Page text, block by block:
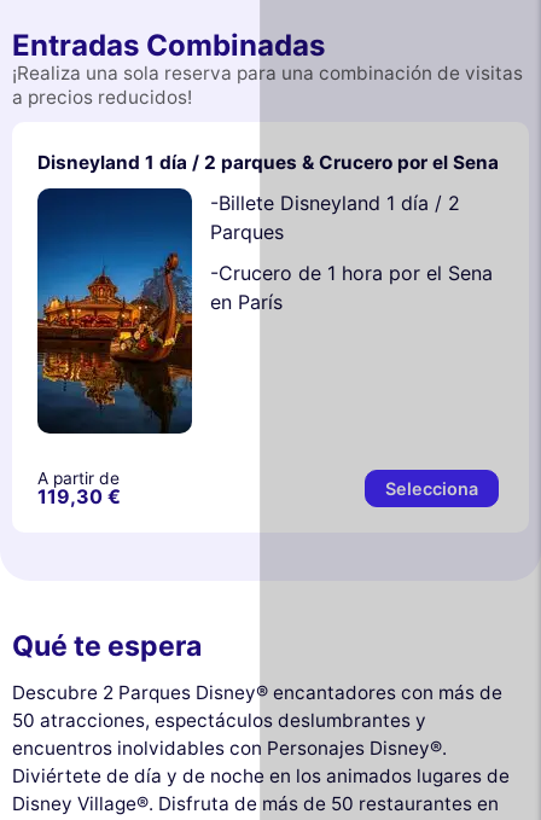
Entradas Combinadas
¡Realiza una sola reserva para una combinación de visitas
a precios reducidos!
Disneyland 1 día / 2 parques & Crucero por el Sena
-Billete Disneyland 1 día / 2
Parques
-Crucero de 1 hora por el Sena
en París
A partir de
119,30 € Selecciona
Qué te espera
Descubre 2 Parques Disney® encantadores con más de
50 atracciones, espectáculos deslumbrantes y
encuentros inolvidables con Personajes Disney®.
Diviértete de día y de noche en los animados lugares de
Disney Village®. Disfruta de más de 50 restaurantes en